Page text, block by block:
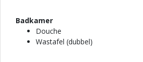
Badkamer
Douche
Wastafel (dubbel)